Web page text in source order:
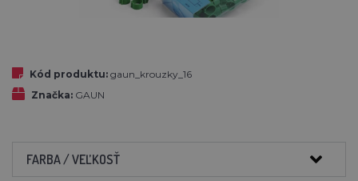
Kód produktu: gaun_krouzky_16
Značka: GAUN
FARBA / VEĽKOSŤ